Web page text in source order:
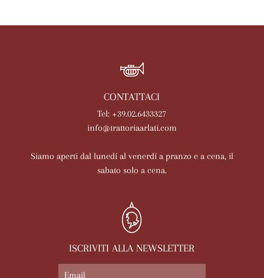
CONTATTACI
Tel: +39.02.6433327
info@trattoriaarlati.com
Siamo aperti dal lunedí al venerdí a pranzo e a cena, il
sabato solo a cena.
ISCRIVITI ALLA NEWSLETTER